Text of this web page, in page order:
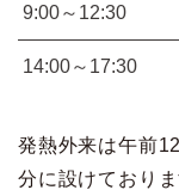
9:00～12:30
14:00～17:30
発熱外来は午前
分に設けておりま